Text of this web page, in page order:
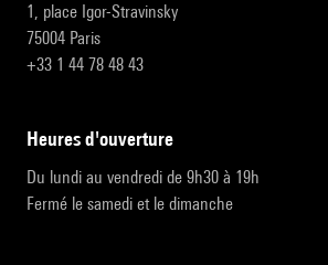
1, place Igor-Stravinsky
75004 Paris
+33 1 44 78 48 43
heures d'ouverture
Du lundi au vendredi de 9h30 à 19h
Fermé le samedi et le dimanche